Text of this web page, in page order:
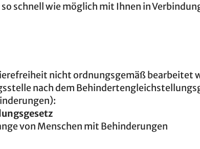
schnell wie möglich mit Ihnen in
nicht ordnungsgemäß bearbeitet
nach dem
von Menschen mit Behinderungen